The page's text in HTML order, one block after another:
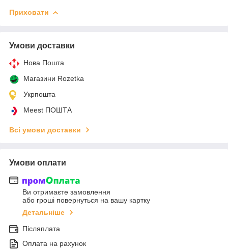
Приховати
Умови доставки
Нова Пошта
Магазини Rozetka
Укрпошта
Meest ПОШТА
Всі умови доставки
Умови оплати
Ви отримаєте замовлення
або гроші повернуться на вашу картку
Детальніше
Післяплата
Оплата на рахунок